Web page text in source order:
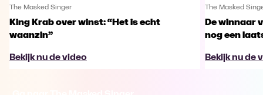
The Masked Singer
King Krab over winst: “Het is echt
waanzin”
Bekijk nu de video
The Masked
De winnaar
nog een
Bekijk nu de